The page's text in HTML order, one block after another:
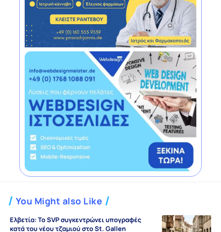
You Might also Like
Ελβετία: Το SVP συγκεντρώνει υπογραφές
κατά του νέου τζαμιού στο St. Gallen